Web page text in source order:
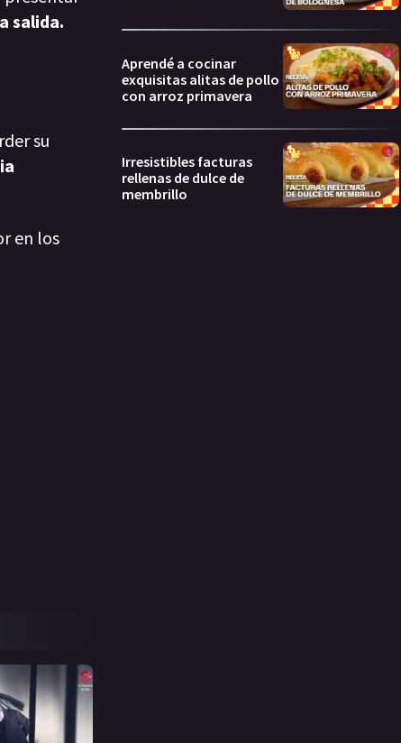
salida.
su
en los
Aprendé a cocinar
exquisitas alitas de pollo
con arroz primavera
Irresistibles facturas
rellenas de dulce de
membrillo